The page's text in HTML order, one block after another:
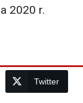
2020 r.
Twitter